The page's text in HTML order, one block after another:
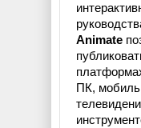
Animate
ПК,